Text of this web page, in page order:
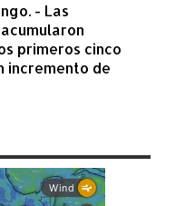
- Las
primeros cinco
incremento de